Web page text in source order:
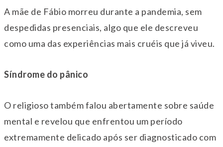
A mãe de Fábio morreu durante a pandemia, sem
despedidas presenciais, algo que ele descreveu
como uma das experiências mais cruéis que já viveu.
Síndrome do pânico
O religioso também falou abertamente sobre saúde
mental e revelou que enfrentou um período
extremamente delicado após ser diagnosticado com